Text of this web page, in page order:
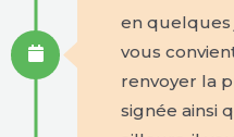
en quelques
vous
renvoyer la
signée ainsi